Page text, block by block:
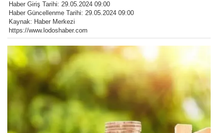
Haber Giriş Tarihi: 29.05.2024 09:00
Haber Güncellenme Tarihi: 29.05.2024 09:00
Kaynak: Haber Merkezi
https://www.lodoshaber.com